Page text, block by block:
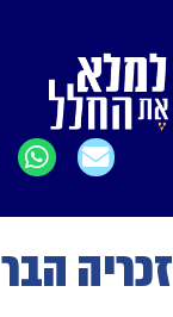
זכריה הבר